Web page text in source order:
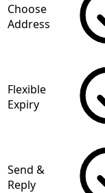
Choose
Address
Flexible
Expiry
Send &
Reply